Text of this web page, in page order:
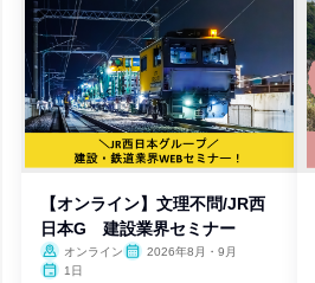
【オンライン】文理不問/JR西
日本G 建設業界セミナー
オンライン
2026年8月・9月
1日